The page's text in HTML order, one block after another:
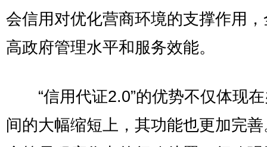
会信用对优化营商环境的支撑作用
高政府管理水平和服务效能。
“信用代证2.0”的优势不仅体现在
间的大幅缩短上，其功能也更加完